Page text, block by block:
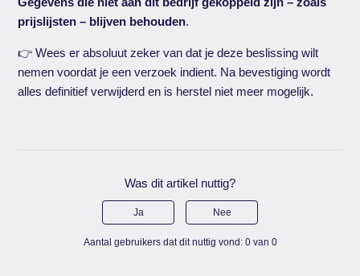
prijslijsten – blijven behouden.
👉 Wees er absoluut zeker van dat je deze beslissing wilt
nemen voordat je een verzoek indient. Na bevestiging wordt
alles definitief verwijderd en is herstel niet meer mogelijk.
Was dit artikel nuttig?
Ja Nee
Aantal gebruikers dat dit nuttig vond: 0 van 0